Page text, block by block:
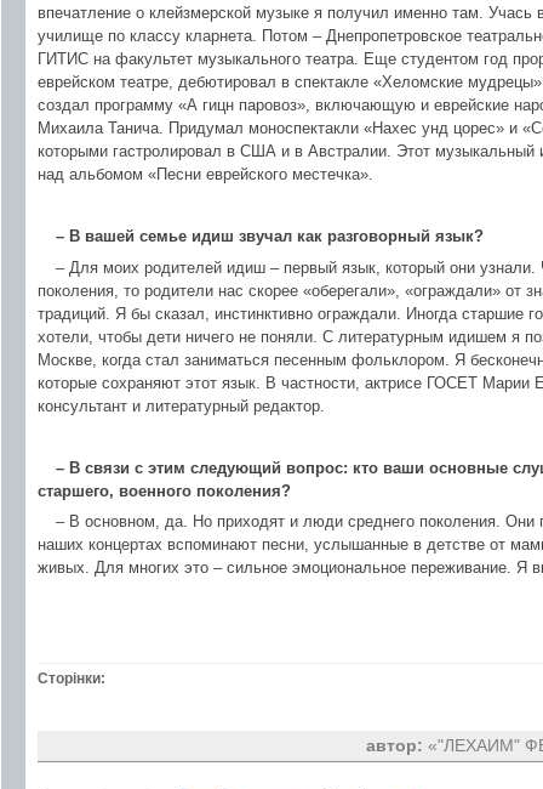
впечатление о клейзмерской музыке я получил именно там.
училище по классу кларнета. Потом – Днепропетровское
ГИТИС на факультет музыкального театра. Еще студентом год
еврейском театре, дебютировал в спектакле «Хеломские
создал программу «А гицн паровоз», включающую и еврейские
Михаила Танича. Придумал моноспектакли «Нахес унд цорес» и
которыми гастролировал в США и в Австралии. Этот музыкальный
над альбомом «Песни еврейского местечка».
– В вашей семье идиш звучал как разговорный язык?
– Для моих родителей идиш – первый язык, который они
поколения, то родители нас скорее «оберегали», «ограждали» от
традиций. Я бы сказал, инстинктивно ограждали. Иногда старшие
хотели, чтобы дети ничего не поняли. С литературным идишем я
Москве, когда стал заниматься песенным фольклором. Я
которые сохраняют этот язык. В частности, актрисе ГОСЕТ
консультант и литературный редактор.
– В связи с этим следующий вопрос: кто ваши основные
старшего, военного поколения?
– В основном, да. Но приходят и люди среднего поколения. Они
наших концертах вспоминают песни, услышанные в детстве от
живых. Для многих это – сильное эмоциональное переживание. Я
Сторінки:
автор: «"ЛЕХАИМ"